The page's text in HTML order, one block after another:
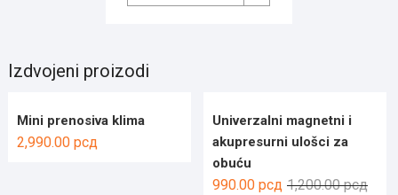
Izdvojeni proizodi
Mini prenosiva klima
2,990.00 рсд
Univerzalni magnetni i
akupresurni ulošci za
obuću
1,200.00рсд
990.00 рсд